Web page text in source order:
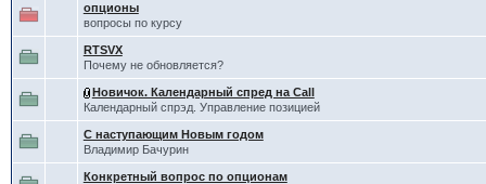
опционы
вопросы по курсу
RTSVX
Почему не обновляется?
Новичок. Календарный спред на Call
Календарный спрэд. Управление позицией
С наступающим Новым годом
Владимир Бачурин
Конкретный вопрос по опционам